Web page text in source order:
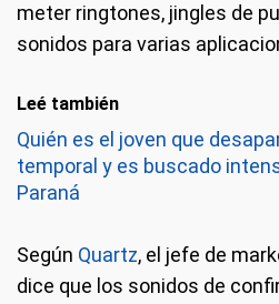
meter ringtones, jingles de
sonidos para varias
Leé también
Quién es el joven que
temporal y es buscado
Paraná
Según Quartz, el jefe de
dice que los sonidos de